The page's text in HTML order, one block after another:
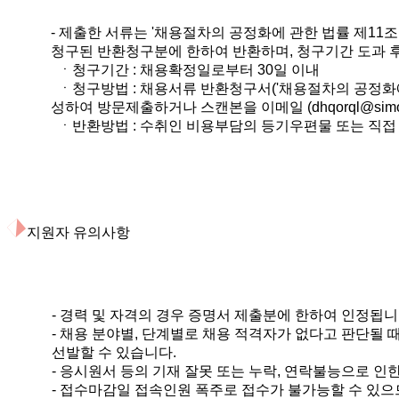
- 제출한 서류는 '채용절차의 공정화에 관한 법률 제11
청구된 반환청구분에 한하여 반환하며, 청구기간 도과
ㆍ청구기간 : 채용확정일로부터 30일 이내
ㆍ청구방법 : 채용서류 반환청구서('채용절차의 공정
성하여 방문제출하거나 스캔본을 이메일 (dhqorql
ㆍ반환방법 : 수취인 비용부담의 등기우편물 또는 직
지원자 유의사항
- 경력 및 자격의 경우 증명서 제출분에 한하여 인정됩
- 채용 분야별, 단계별로 채용 적격자가 없다고 판단될
선발할 수 있습니다.
- 응시원서 등의 기재 잘못 또는 누락, 연락불능으로 인
- 접수마감일 접속인원 폭주로 접수가 불가능할 수 있